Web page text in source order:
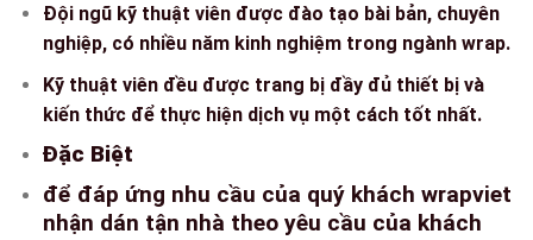
Đội ngũ kỹ thuật viên được đào tạo bài bản, chuyên
nghiệp, có nhiều năm kinh nghiệm trong ngành wrap.
Kỹ thuật viên đều được trang bị đầy đủ thiết bị và
kiến thức để thực hiện dịch vụ một cách tốt nhất.
Đặc Biệt
để đáp ứng nhu cầu của quý khách wrapviet
nhận dán tận nhà theo yêu cầu của khách